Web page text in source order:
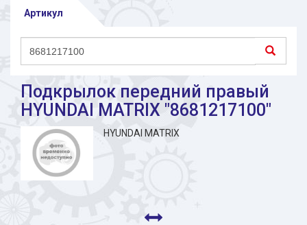
Артикул
Подкрылок передний правый
HYUNDAI MATRIX "8681217100"
HYUNDAI MATRIX